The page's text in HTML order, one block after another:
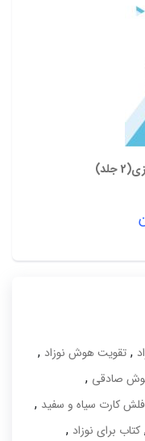
, تقویت هوش نوزاد ,
صادقی ,
فلش کارت سیاه و سفید ,
کتاب برای نوزاد ,